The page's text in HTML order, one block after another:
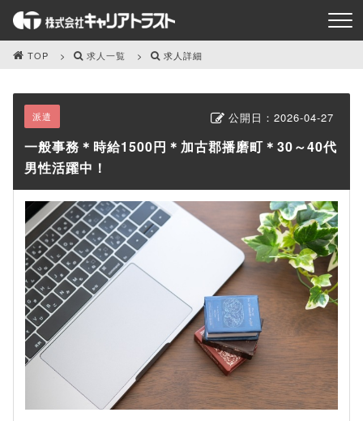
TOP 求人一覧 求人詳細
公開日：2026-04-27
派遣
一般事務＊時給1500円＊加古郡播磨町＊30～40代
男性活躍中！